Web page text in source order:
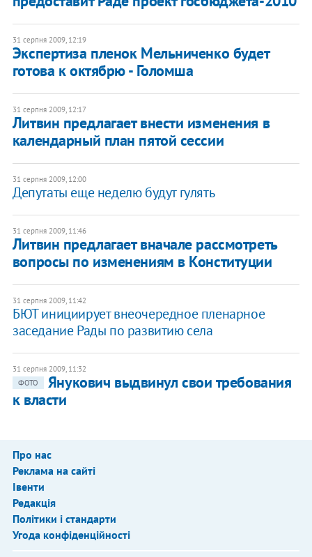
31 серпня 2009, 12:19
Экспертиза пленок Мельниченко будет
готова к октябрю - Голомша
31 серпня 2009, 12:17
Литвин предлагает внести изменения в
календарный план пятой сессии
31 серпня 2009, 12:00
Депутаты еще неделю будут гулять
31 серпня 2009, 11:46
Литвин предлагает вначале рассмотреть
вопросы по изменениям в Конституции
31 серпня 2009, 11:42
БЮТ инициирует внеочередное пленарное
заседание Рады по развитию села
31 серпня 2009, 11:32
ФОТО
Янукович выдвинул свои требования
к власти
Про нас
Реклама на сайті
Івенти
Редакція
Політики і стандарти
Угода конфіденційності